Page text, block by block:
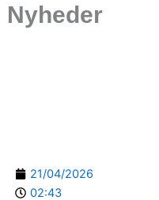
Nyheder
21/04/2026
02:43